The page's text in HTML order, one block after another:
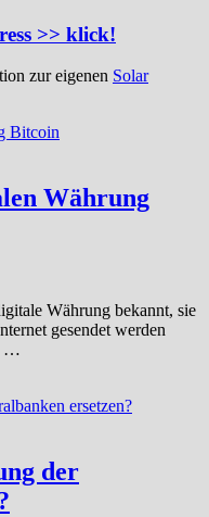
>> klick!
zur eigenen Solar
Währung
Währung bekannt, sie
gesendet werden
…
der